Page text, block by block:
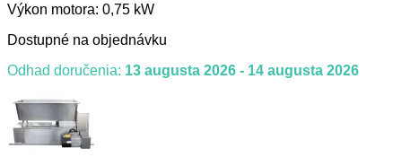
Výkon motora: 0,75 kW
Dostupné na objednávku
Odhad doručenia: 13 augusta 2026 - 14 augusta 2026